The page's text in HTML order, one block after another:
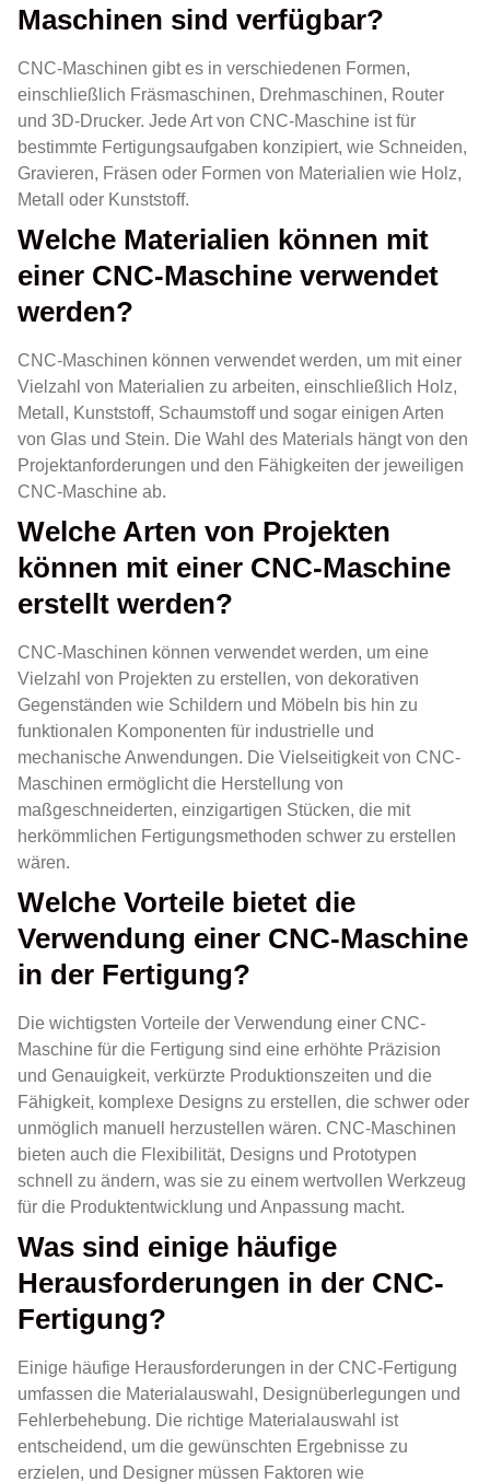
Maschinen sind verfügbar?
CNC-Maschinen gibt es in verschiedenen Formen,
einschließlich Fräsmaschinen, Drehmaschinen, Router
und 3D-Drucker. Jede Art von CNC-Maschine ist für
bestimmte Fertigungsaufgaben konzipiert, wie Schneiden,
Gravieren, Fräsen oder Formen von Materialien wie Holz,
Metall oder Kunststoff.
Welche Materialien können mit
einer CNC-Maschine verwendet
werden?
CNC-Maschinen können verwendet werden, um mit einer
Vielzahl von Materialien zu arbeiten, einschließlich Holz,
Metall, Kunststoff, Schaumstoff und sogar einigen Arten
von Glas und Stein. Die Wahl des Materials hängt von den
Projektanforderungen und den Fähigkeiten der jeweiligen
CNC-Maschine ab.
Welche Arten von Projekten
können mit einer CNC-Maschine
erstellt werden?
CNC-Maschinen können verwendet werden, um eine
Vielzahl von Projekten zu erstellen, von dekorativen
Gegenständen wie Schildern und Möbeln bis hin zu
funktionalen Komponenten für industrielle und
mechanische Anwendungen. Die Vielseitigkeit von CNC-
Maschinen ermöglicht die Herstellung von
maßgeschneiderten, einzigartigen Stücken, die mit
herkömmlichen Fertigungsmethoden schwer zu erstellen
wären.
Welche Vorteile bietet die
Verwendung einer CNC-Maschine
in der Fertigung?
Die wichtigsten Vorteile der Verwendung einer CNC-
Maschine für die Fertigung sind eine erhöhte Präzision
und Genauigkeit, verkürzte Produktionszeiten und die
Fähigkeit, komplexe Designs zu erstellen, die schwer oder
unmöglich manuell herzustellen wären. CNC-Maschinen
bieten auch die Flexibilität, Designs und Prototypen
schnell zu ändern, was sie zu einem wertvollen Werkzeug
für die Produktentwicklung und Anpassung macht.
Was sind einige häufige
Herausforderungen in der CNC-
Fertigung?
Einige häufige Herausforderungen in der CNC-Fertigung
umfassen die Materialauswahl, Designüberlegungen und
Fehlerbehebung. Die richtige Materialauswahl ist
entscheidend, um die gewünschten Ergebnisse zu
erzielen, und Designer müssen Faktoren wie